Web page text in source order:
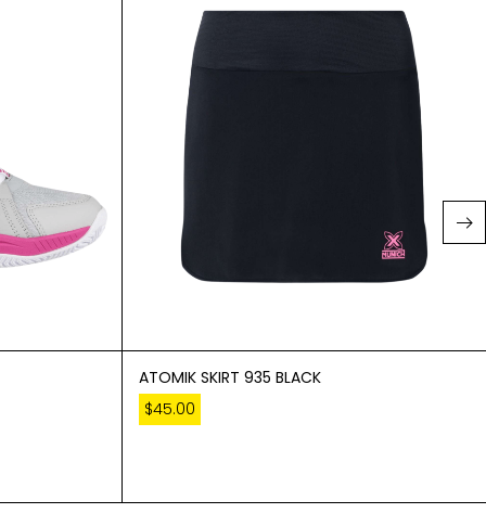
ATOMIK SKIRT 935 BLACK
$45.00